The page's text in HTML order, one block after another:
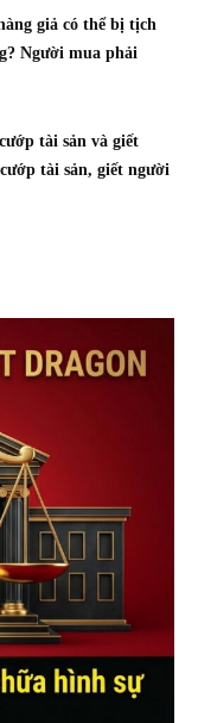
giả có thể bị tịch
Người mua phải
tài sản và giết
tài sản, giết người